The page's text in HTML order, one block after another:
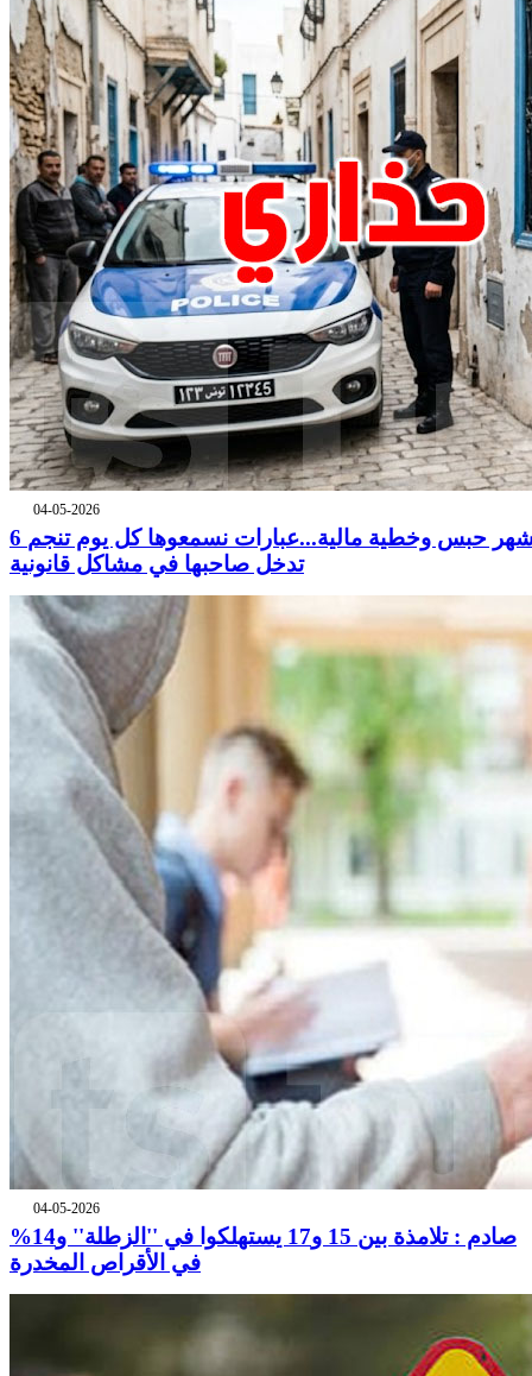
04-05-2026
6 أشهر حبس وخطية مالية...عبارات نسمعوها كل يوم تنجم
تدخل صاحبها في مشاكل قانونية
04-05-2026
صادم : تلامذة بين 15 و17 يستهلكوا في ''الزطلة'' و14%
في الأقراص المخدرة